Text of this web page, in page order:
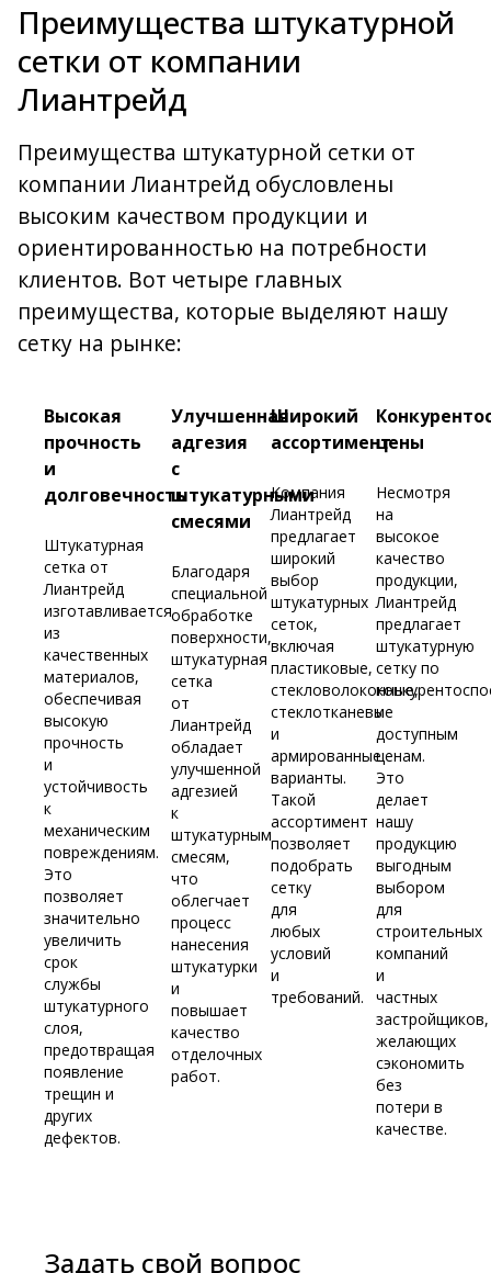
Преимущества штукатурной
сетки от компании
Лиантрейд
Преимущества штукатурной сетки от
компании Лиантрейд обусловлены
высоким качеством продукции и
ориентированностью на потребности
клиентов. Вот четыре главных
преимущества, которые выделяют нашу
сетку на рынке:
Высокая
прочность
и
долговечность
Штукатурная
сетка от
Лиантрейд
изготавливается
из
качественных
материалов,
обеспечивая
высокую
прочность
и
устойчивость
к
механическим
повреждениям.
Это
позволяет
значительно
увеличить
срок
службы
штукатурного
слоя,
предотвращая
появление
трещин и
других
дефектов.
Улучшенная
адгезия
с
штукатурными
смесями
Благодаря
специальной
обработке
поверхности,
штукатурная
сетка
от
Лиантрейд
обладает
улучшенной
адгезией
к
штукатурным
смесям,
что
облегчает
процесс
нанесения
штукатурки
и
повышает
качество
отделочных
работ.
Широкий
ассортимент
Компания
Лиантрейд
предлагает
широкий
выбор
штукатурных
сеток,
включая
пластиковые,
стекловолоконные,
стеклотканевые
и
армированные
варианты.
Такой
ассортимент
позволяет
подобрать
сетку
для
любых
условий
и
требований.
цены
Несмотря
на
высокое
качество
продукции,
Лиантрейд
предлагает
штукатурную
сетку по
и
доступным
ценам.
Это
делает
нашу
продукцию
выгодным
выбором
для
строительных
компаний
и
частных
застройщиков,
желающих
сэкономить
без
потери в
качестве.
Задать свой вопрос